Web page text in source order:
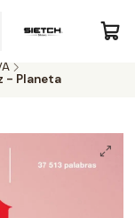
- Planeta